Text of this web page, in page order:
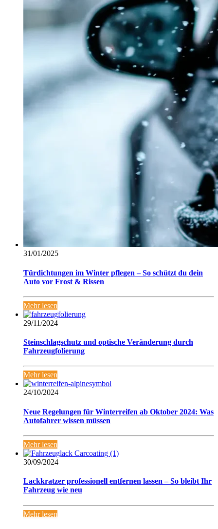
31/01/2025
Türdichtungen im Winter pflegen – So schützt du dein
Auto vor Frost & Rissen
Mehr lesen
29/11/2024
Steinschlagschutz und optische Veränderung durch
Fahrzeugfolierung
Mehr lesen
24/10/2024
Neue Regelungen für Winterreifen ab Oktober 2024: Was
Autofahrer wissen müssen
Mehr lesen
30/09/2024
Lackkratzer professionell entfernen lassen – So bleibt Ihr
Fahrzeug wie neu
Mehr lesen